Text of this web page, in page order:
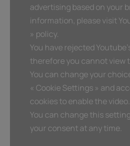
advertising based on your
information, please visit
» policy.
You have rejected
therefore you cannot view
You can change your
« Cookie Settings » and
cookies to enable the video.
You can change this
your consent at any time.